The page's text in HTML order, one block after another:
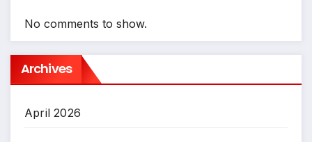
No comments to show.
Archives
April 2026